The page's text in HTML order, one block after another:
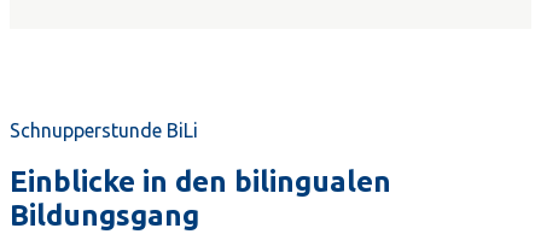
Schnupperstunde BiLi
Einblicke in den bilingualen
Bildungsgang